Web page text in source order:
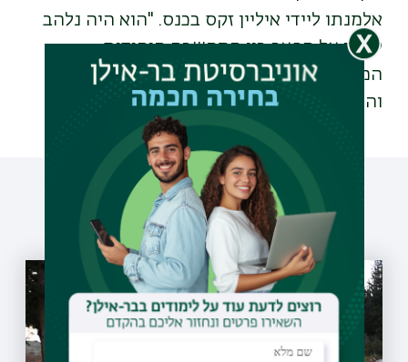
אלמנתו ליידי איליין זקס בכנס. "הוא היה נלהב
לגשר על הפער בין המחשבה היהודית
המסורתית לבין סוגיות חברתיות עכשוויות,
והמכון ימשיך את דרכו".
עוד כתבות שיעניינו אותך